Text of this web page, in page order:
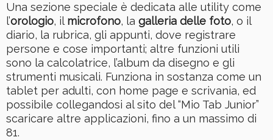
Una sezione speciale è dedicata alle utility come
l’orologio, ilmicrofono, la galleria delle foto, o il
diario, la rubrica, gli appunti, dove registrare
persone e cose importanti; altre funzioni utili
sono la calcolatrice, l’album da disegno e gli
strumenti musicali. Funziona in sostanza come un
tablet per adulti, con home page e scrivania, ed
possibile collegandosi al sito del “Mio Tab Junior”
scaricare altre applicazioni, fino a un massimo di
81.